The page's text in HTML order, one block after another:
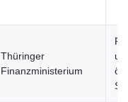
Thüringer
Finanzministerium